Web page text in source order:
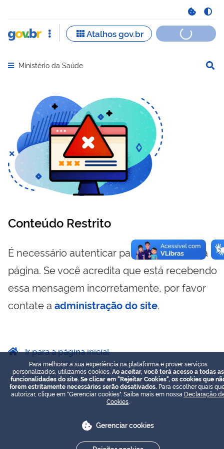
Abrir menu principal de navegação
Ministério da Saúde
Conteúdo Restrito
É necessário autenticar para visualizar essa
página. Se você acredita que está recebendo
essa mensagem incorretamente, por favor
contate a administração do site.
Ir para a página inicial
Para melhorar a sua experiência na plataforma e prover serviços
personalizados, utilizamos cookies. Ao aceitar, você terá acesso a todas as
funcionalidades do site. Se clicar em "Rejeitar Cookies", os cookies que
forem estritamente necessários serão desativados. Para escolher quais
autorizar, clique em "Gerenciar cookies". Saiba mais em nossa Declaração
Cookies
Gerenciar cookies